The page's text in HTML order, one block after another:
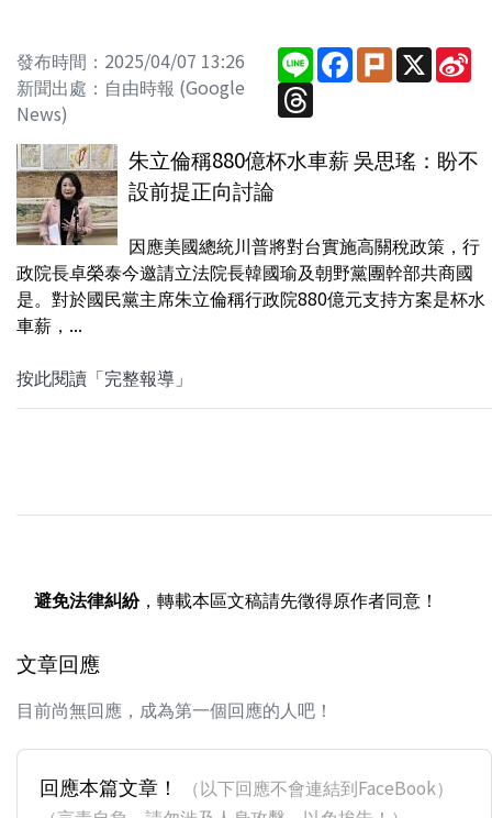
發布時間：2025/04/07 13:26
新聞出處：自由時報 (Google
News)
Line Facebook
PlurkX
Threads
朱立倫稱880億杯水車薪 吳思瑤：盼不
設前提正向討論
因應美國總統川普將對台實施高關稅政策，行
政院長卓榮泰今邀請立法院長韓國瑜及朝野黨團幹部共商國
是。對於國民黨主席朱立倫稱行政院880億元支持方案是杯水
車薪，...
按此閱讀「完整報導」
避免法律糾紛，轉載本區文稿請先徵得原作者同意！
文章回應
目前尚無回應，成為第一個回應的人吧！
回應本篇文章！
（以下回應不會連結到FaceBook）